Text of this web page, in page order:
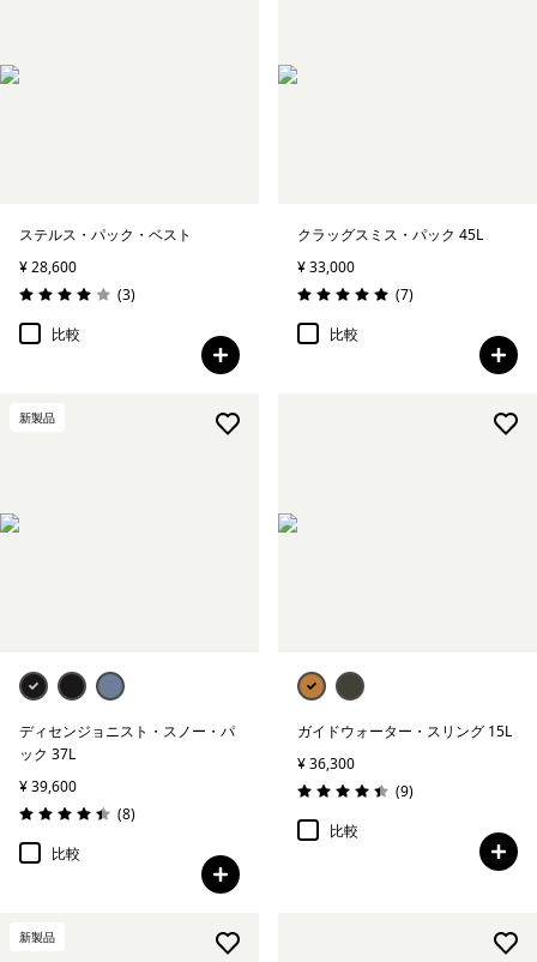
ステルス・パック・ベスト
¥ 28,600
評価: 4.0 / 5
(3レビュー
)
比較
クラッグスミス・パック 45L
¥ 33,000
評価: 5.0 / 5
(7レビュー
)
比較
新製品
ディセンジョニスト・スノー・パ
ック 37L
¥ 39,600
評価: 4.4 / 5
(8レビュー
)
比較
ガイドウォーター・スリング 15L
¥ 36,300
評価: 4.4 / 5
(9レビュー
)
比較
新製品